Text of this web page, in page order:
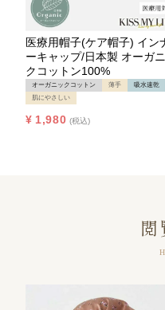
医療用帽子(ケア帽子) イン
ーキャップ/日本製 オーガ
クコットン100%
オーガニックコットン 薄手
吸水速乾
肌にやさしい
¥ 1,980 税込
閲